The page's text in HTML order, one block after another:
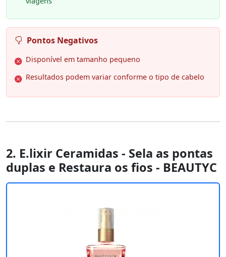
Pontos Negativos
Disponível em tamanho pequeno
Resultados podem variar conforme o tipo de cabelo
2. E.lixir Ceramidas - Sela as pontas
duplas e Restaura os fios - BEAUTYC